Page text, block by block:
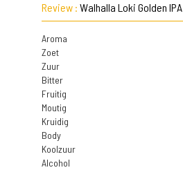
Review : Walhalla Loki Golden IPA
Aroma
Zoet
Zuur
Bitter
Fruitig
Moutig
Kruidig
Body
Koolzuur
Alcohol